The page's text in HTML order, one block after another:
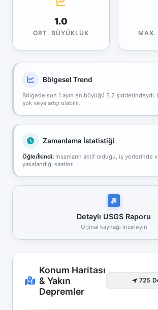
1.0
ORT. BÜYÜKLÜK MAX.
Bölgesel Trend
Bölgede son 1 ayın en büyüğü 3.2 şiddetindeydi.
şok veya artçı olabilir.
Zamanlama İstatistiği
Öğle/İkindi: İnsanların aktif olduğu, iş yerlerinde
yakalandığı saatler.
Detaylı USGS Raporu
Orjinal kaynağı inceleyin
Konum Haritası
& Yakın
Depremler
725